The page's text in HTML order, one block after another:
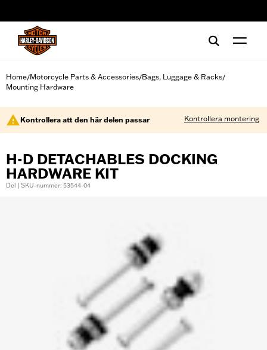
Home/Motorcycle Parts & Accessories/Bags, Luggage & Racks/
Mounting Hardware
Kontrollera att den här delen passar Kontrollera montering
H-D DETACHABLES DOCKING
HARDWARE KIT
Del | SKU-nummer: 53544-04